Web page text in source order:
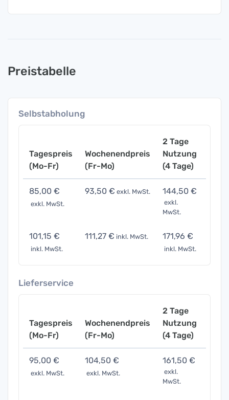
Preistabelle
Selbstabholung
Tagespreis
(Mo-Fr)
Wochenendpreis
(Fr-Mo)
2 Tage
Nutzung
(4 Tage)
85,00 €
exkl. MwSt.
93,50 € exkl. MwSt. 144,50 €
exkl.
MwSt.
101,15 €
inkl. MwSt.
111,27 € inkl. MwSt. 171,96 €
inkl. MwSt.
Lieferservice
Tagespreis
(Mo-Fr)
Wochenendpreis
(Fr-Mo)
2 Tage
Nutzung
(4 Tage)
95,00 €
exkl. MwSt.
104,50 €
exkl. MwSt.
161,50 €
exkl.
MwSt.